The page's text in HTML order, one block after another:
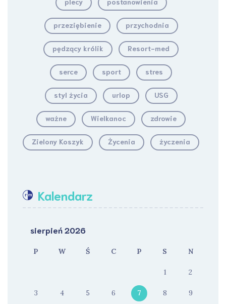
przeziębienie przychodnia
pędzący królik Resort-med
serce sport stres
styl życia urlop USG
ważne Wielkanoc zdrowie
Zielony Koszyk Życenia życzenia
Kalendarz
sierpień 2026
P W Ś C P S N
1 2
3 4 5 6 7 8 9